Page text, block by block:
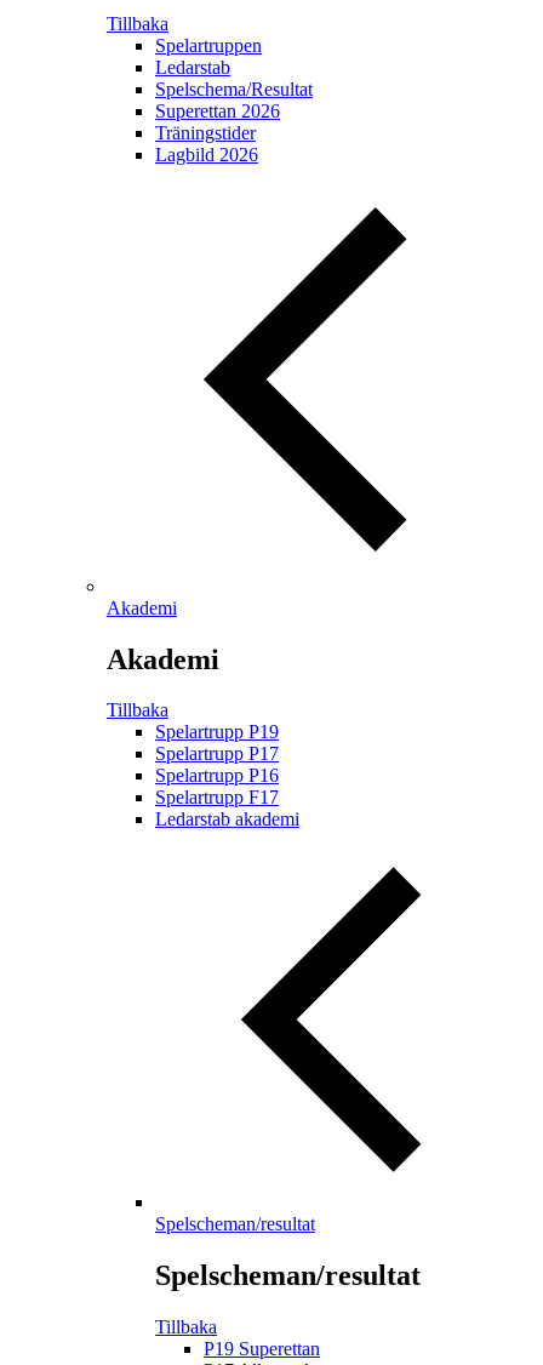
Tillbaka
Spelartruppen
Ledarstab
Spelschema/Resultat
Superettan 2026
Träningstider
Lagbild 2026
Akademi
Akademi
Tillbaka
Spelartrupp P19
Spelartrupp P17
Spelartrupp P16
Spelartrupp F17
Ledarstab akademi
Spelscheman/resultat
Spelscheman/resultat
Tillbaka
P19 Superettan